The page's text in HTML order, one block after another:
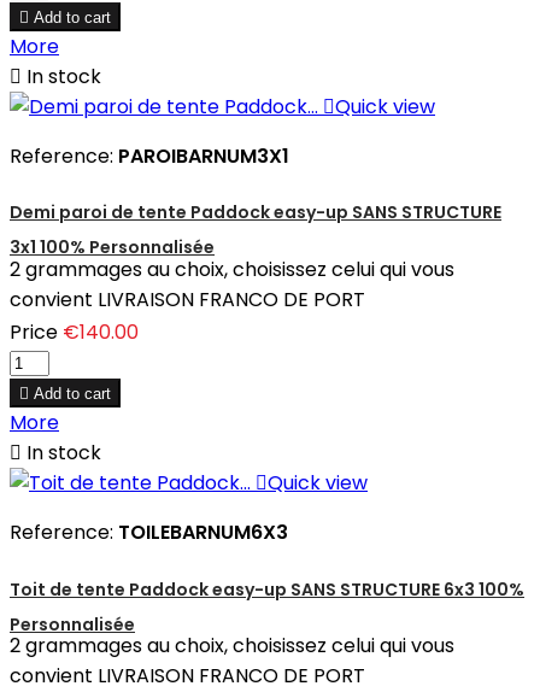
 Add to cart
More
 In stock
Quick view
Reference: PAROIBARNUM3X1
Demi paroi de tente Paddock easy-up SANS STRUCTURE
3x1 100% Personnalisée
2 grammages au choix, choisissez celui qui vous
convient LIVRAISON FRANCO DE PORT
Price €140.00
 Add to cart
More
 In stock
Quick view
Reference: TOILEBARNUM6X3
Toit de tente Paddock easy-up SANS STRUCTURE 6x3 100%
Personnalisée
2 grammages au choix, choisissez celui qui vous
convient LIVRAISON FRANCO DE PORT